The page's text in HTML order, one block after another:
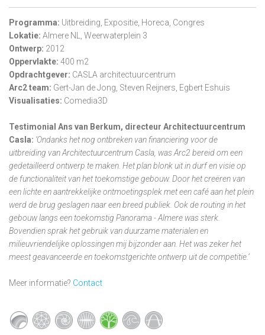
Programma: Uitbreiding, Expositie, Horeca, Congres
Lokatie: Almere NL, Weerwaterplein 3
Ontwerp: 2012
Oppervlakte: 400 m2
Opdrachtgever: CASLA architectuurcentrum
Arc2 team: Gert-Jan de Jong, Steven Reijners, Egbert Eshuis
Visualisaties: Comedia3D
Testimonial Ans van Berkum, directeur Architectuurcentrum
Casla: ‘Ondanks het nog ontbreken van financiering voor de
uitbreiding van Architectuurcentrum Casla, was Arc2 bereid om een
gedetailleerd ontwerp te maken. Het plan blonk uit in durf en visie op
de functionaliteit van het toekomstige gebouw. Door het creëren van
een lichte en aantrekkelijke ontmoetingsplek met een café aan het plein
werd de brug geslagen naar een breed publiek. Ook de routing in het
gebouw langs een toekomstig Panorama - Almere was sterk.
Bovendien sprak het gebruik van duurzame materialen en
milieuvriendelijke oplossingen mij bijzonder aan. Het was zeker het
meest geavanceerde en toekomstgerichte ontwerp uit de competitie.’​
Meer informatie? Contact